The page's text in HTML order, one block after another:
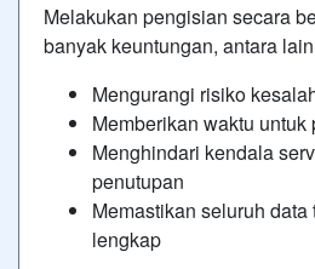
Melakukan pengisian secara
banyak keuntungan, antara
Mengurangi risiko
Memberikan waktu
Menghindari kendala
penutupan
Memastikan seluruh
lengkap